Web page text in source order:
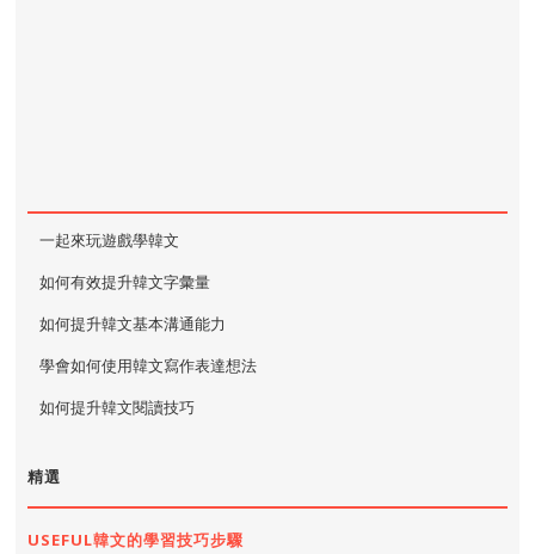
一起來玩遊戲學韓文
如何有效提升韓文字彙量
如何提升韓文基本溝通能力
學會如何使用韓文寫作表達想法
如何提升韓文閱讀技巧
精選
USEFUL韓文的學習技巧步驟